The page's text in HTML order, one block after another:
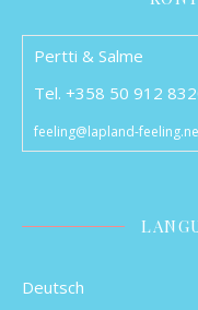
Pertti & Salme
Tel. +358 50 912
feeling@lapland-
Deutsch